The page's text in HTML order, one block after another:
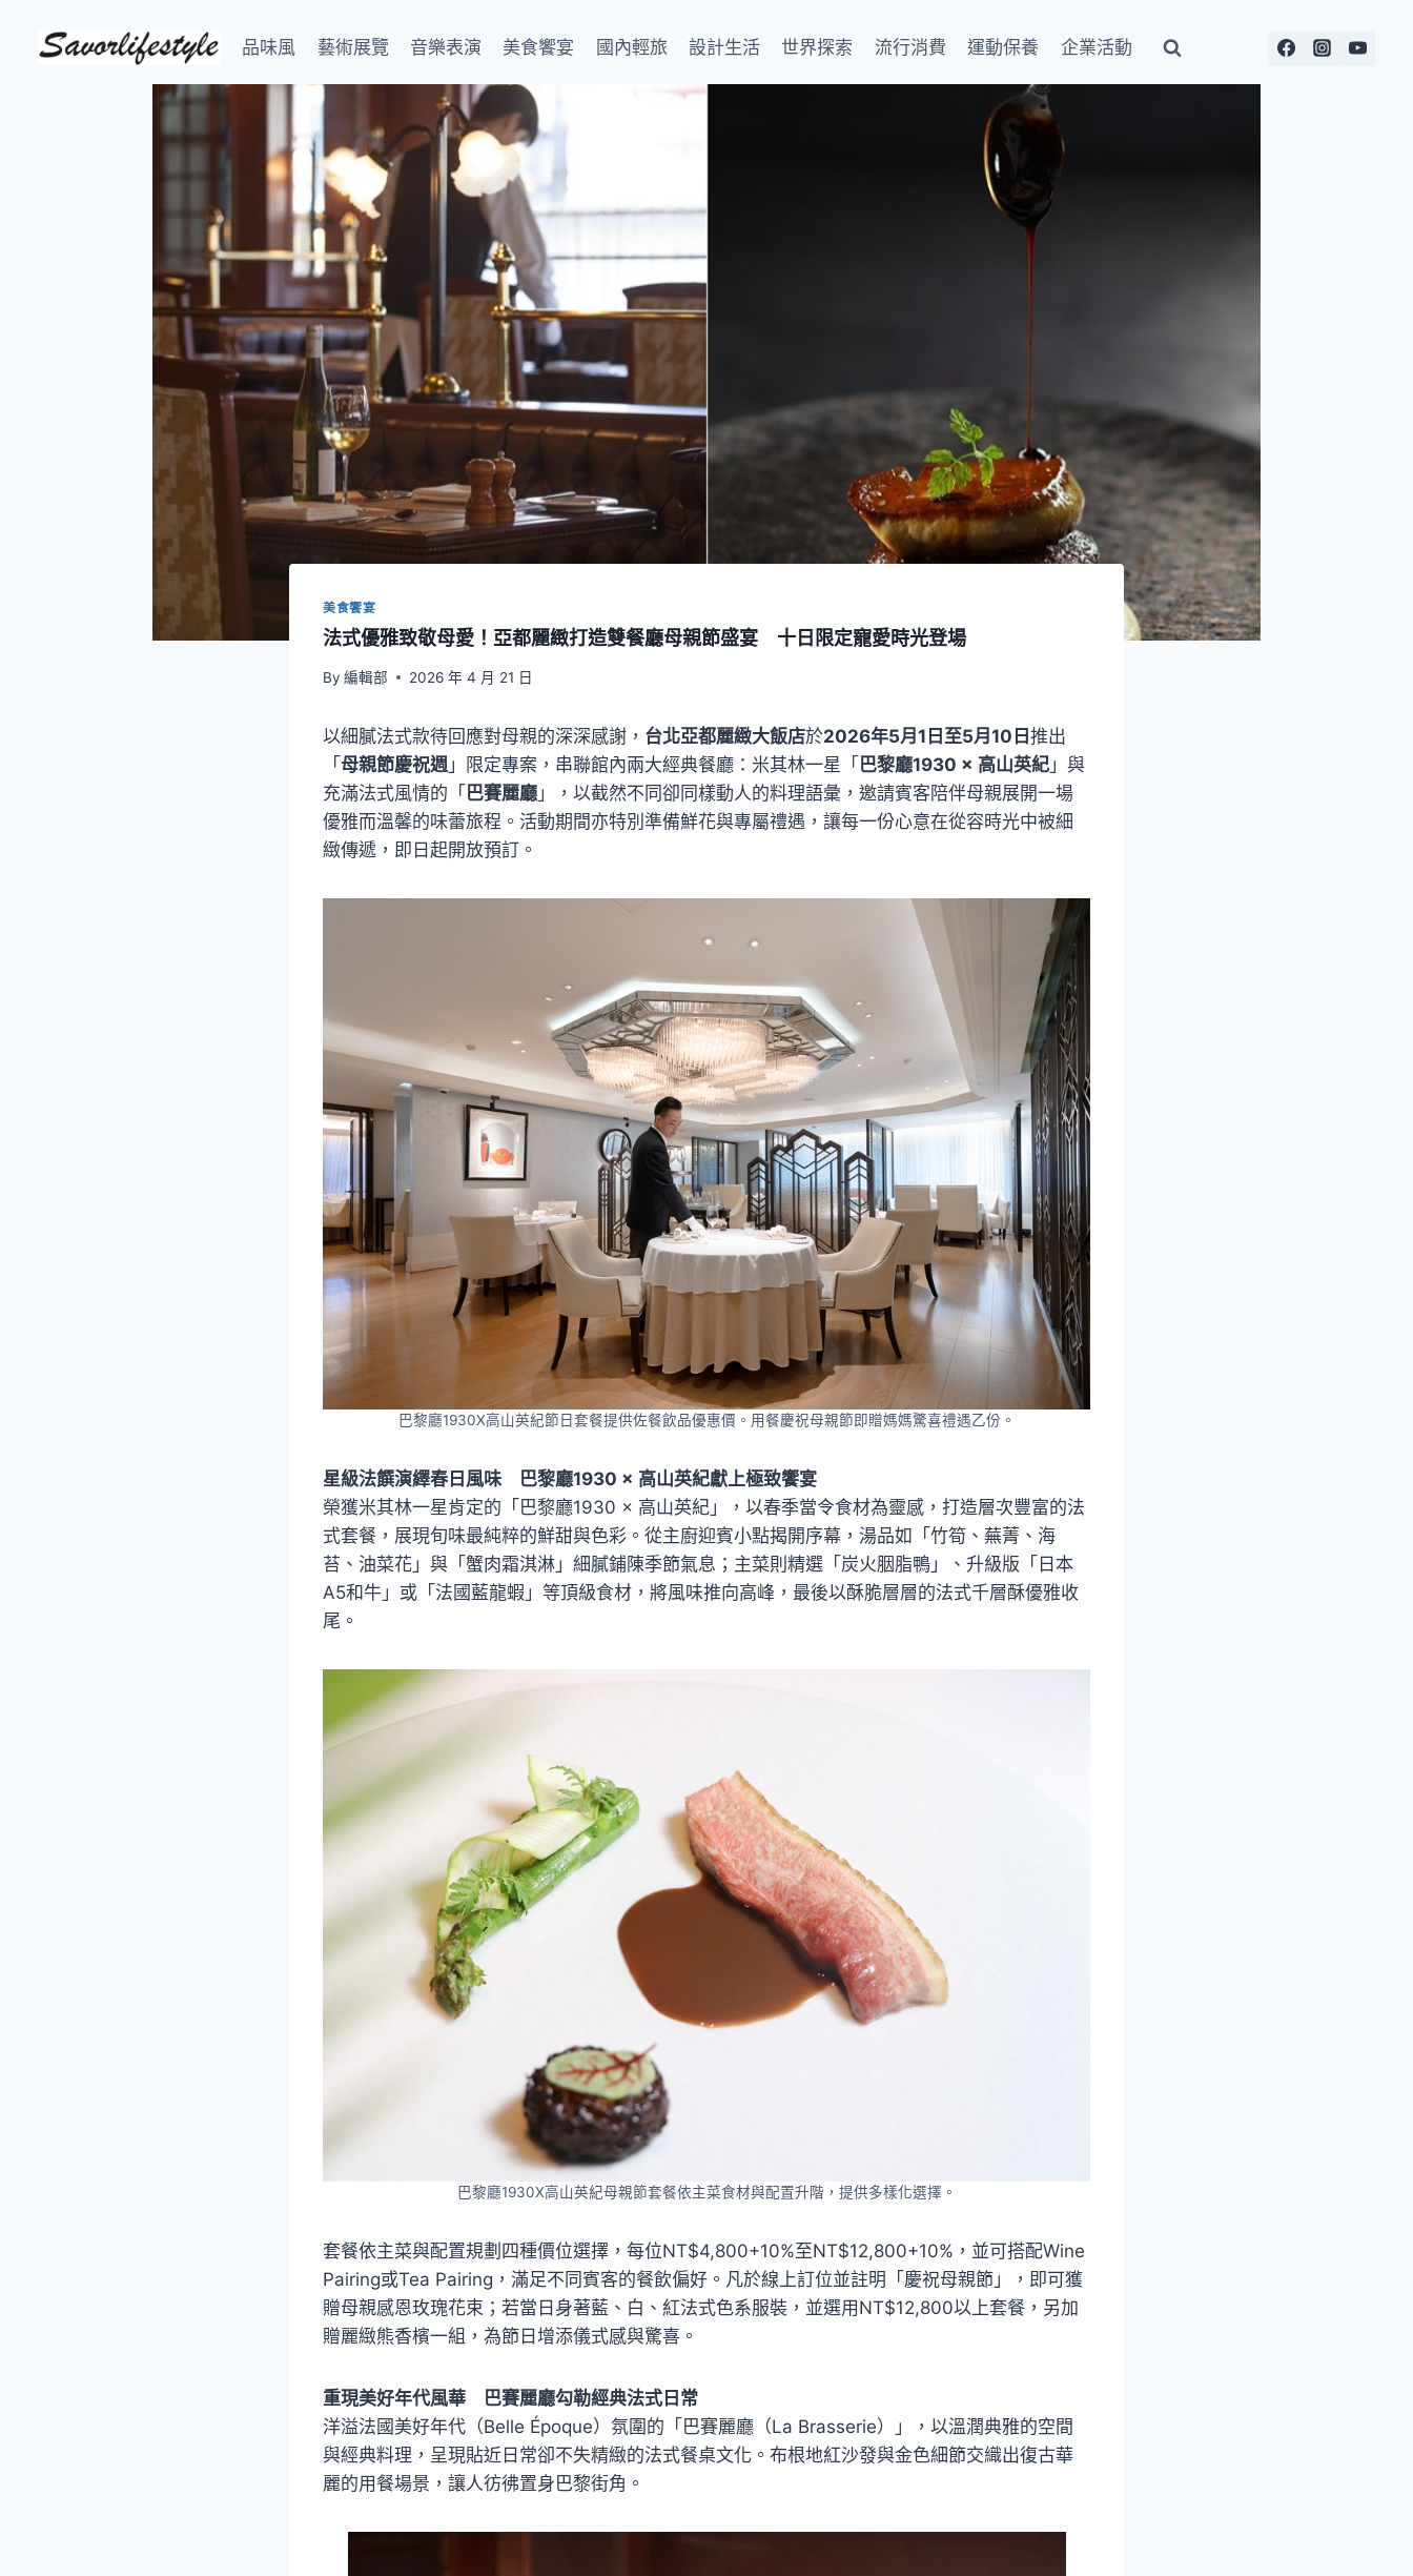
品味風 藝術展覽 音樂表演 美食饗宴 國內輕旅 設計生活 世界探索 流行消費 運動保養 企業活動
美食饗宴
法式優雅致敬母愛！亞都麗緻打造雙餐廳母親節盛宴 十日限定寵愛時光登場
By 編輯部 2026 年 4 月 21 日
以細膩法式款待回應對母親的深深感謝， 台北亞都麗緻大飯店於2026年5月1日至5月10日 推出
「母親節慶祝週 」限定專案，串聯館內兩大經典餐廳：米其林一星「 巴黎廳1930 × 高山英紀 」與
充滿法式風情的「 巴賽麗廳 」，以截然不同卻同樣動人的料理語彙，邀請賓客陪伴母親展開一場
優雅而溫馨的味蕾旅程。活動期間亦特別準備鮮花與專屬禮遇，讓每一份心意在從容時光中被細
緻傳遞，即日起開放預訂。
巴黎廳1930X高山英紀節日套餐提供佐餐飲品優惠價。用餐慶祝母親節即贈媽媽驚喜禮遇乙份。
星級法饌演繹春日風味 巴黎廳1930 × 高山英紀獻上極致饗宴
榮獲米其林一星肯定的「巴黎廳1930 × 高山英紀」，以春季當令食材為靈感，打造層次豐富的法
式套餐，展現旬味最純粹的鮮甜與色彩。從主廚迎賓小點揭開序幕，湯品如「竹筍、蕪菁、海
苔、油菜花」與「蟹肉霜淇淋」細膩鋪陳季節氣息；主菜則精選「炭火胭脂鴨」、升級版「日本
A5和牛」或「法國藍龍蝦」等頂級食材，將風味推向高峰，最後以酥脆層層的法式千層酥優雅收
尾。
巴黎廳1930X高山英紀母親節套餐依主菜食材與配置升階，提供多樣化選擇。
套餐依主菜與配置規劃四種價位選擇，每位NT$4,800+10%至NT$12,800+10%，並可搭配Wine
Pairing或Tea Pairing，滿足不同賓客的餐飲偏好。凡於線上訂位並註明「慶祝母親節」，即可獲
贈母親感恩玫瑰花束；若當日身著藍、白、紅法式色系服裝，並選用NT$12,800以上套餐，另加
贈麗緻熊香檳一組，為節日增添儀式感與驚喜。
重現美好年代風華 巴賽麗廳勾勒經典法式日常
洋溢法國美好年代（Belle Époque）氛圍的「巴賽麗廳（La Brasserie）」，以溫潤典雅的空間
與經典料理，呈現貼近日常卻不失精緻的法式餐桌文化。布根地紅沙發與金色細節交織出復古華
麗的用餐場景，讓人彷彿置身巴黎街角。